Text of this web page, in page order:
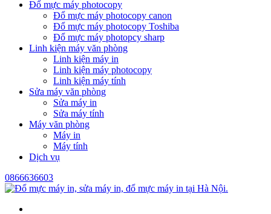
Đổ mực máy photocopy
Đổ mực máy photocopy canon
Đổ mực máy photocopy Toshiba
Đổ mực máy photopcy sharp
Linh kiện máy văn phòng
Linh kiện máy in
Linh kiện máy photocopy
Linh kiện máy tính
Sửa máy văn phòng
Sửa máy in
Sửa máy tính
Máy văn phòng
Máy in
Máy tính
Dịch vụ
0866636603